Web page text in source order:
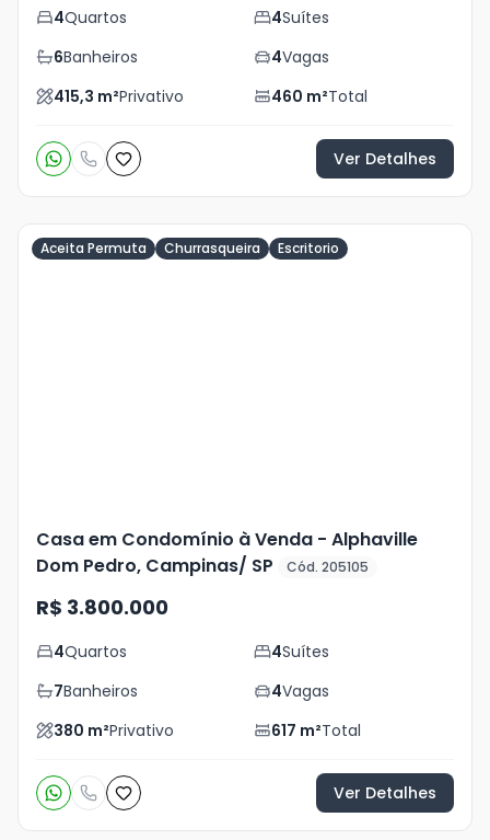
4Quartos 4Suítes
6Banheiros 4Vagas
415,3 m²Privativo 460 m²Total
Ver Detalhes
Aceita Permuta Churrasqueira Escritorio
Casa em Condomínio à Venda - Alphaville
Dom Pedro, Campinas/ SP
Cód. 205105
R$ 3.800.000
4Quartos 4Suítes
7Banheiros 4Vagas
380 m²Privativo 617 m²Total
Ver Detalhes